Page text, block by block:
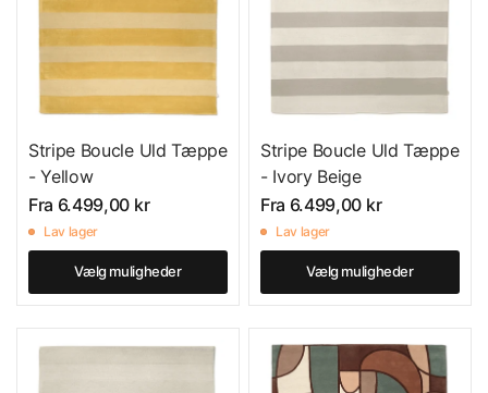
Stripe Boucle Uld Tæppe
- Yellow
Fra 6.499,00 kr
Lav lager
Vælg muligheder
Stripe Boucle Uld Tæppe
- Ivory Beige
Fra 6.499,00 kr
Lav lager
Vælg muligheder